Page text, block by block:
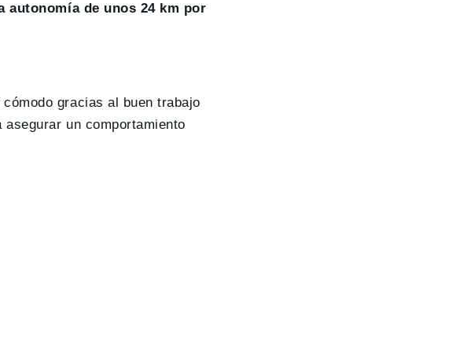
autonomía de unos 24 km por
gracias al buen trabajo
asegurar un comportamiento